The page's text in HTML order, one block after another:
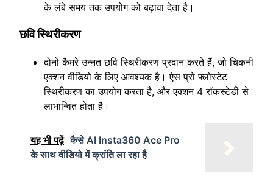
के लंबे समय तक उपयोग को बढ़ावा देता है।
छवि स्थिरीकरण
दोनों कैमरे उन्नत छवि स्थिरीकरण प्रदान करते हैं, जो चिकनी
एक्शन वीडियो के लिए आवश्यक है। ऐस प्रो फ्लोस्टेट
स्थिरीकरण का उपयोग करता है, और एक्शन 4 रॉकस्टेडी से
लाभान्वित होता है।
यह भी पढ़ें कैसे AI Insta360 Ace Pro
के साथ वीडियो में क्रांति ला रहा है